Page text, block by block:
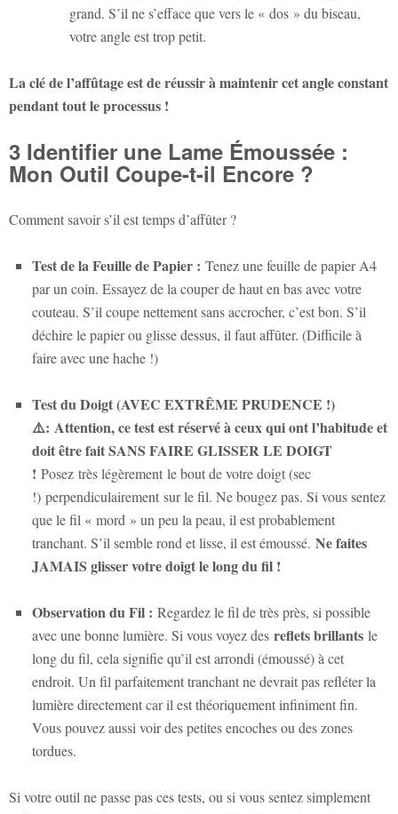
grand. S’il ne s’efface que vers le « dos » du biseau,
votre angle est trop petit.
La clé de l’affûtage est de réussir à maintenir cet angle constant
pendant tout le processus !
3 Identifier une Lame Émoussée :
Mon Outil Coupe-t-il Encore ?
Comment savoir s’il est temps d’affûter ?
Test de la Feuille de Papier : Tenez une feuille de papier A4
par un coin. Essayez de la couper de haut en bas avec votre
couteau. S’il coupe nettement sans accrocher, c’est bon. S’il
déchire le papier ou glisse dessus, il faut affûter. (Difficile à
faire avec une hache !)
Test du Doigt (AVEC EXTRÊME PRUDENCE !)
⚠️: Attention, ce test est réservé à ceux qui ont l’habitude et
doit être fait SANS FAIRE GLISSER LE DOIGT
! Posez très légèrement le bout de votre doigt (sec
!) perpendiculairement sur le fil. Ne bougez pas. Si vous sentez
que le fil « mord » un peu la peau, il est probablement
tranchant. S’il semble rond et lisse, il est émoussé. Ne faites
JAMAIS glisser votre doigt le long du fil !
Observation du Fil : Regardez le fil de très près, si possible
avec une bonne lumière. Si vous voyez des reflets brillants le
long du fil, cela signifie qu’il est arrondi (émoussé) à cet
endroit. Un fil parfaitement tranchant ne devrait pas refléter la
lumière directement car il est théoriquement infiniment fin.
Vous pouvez aussi voir des petites encoches ou des zones
tordues.
Si votre outil ne passe pas ces tests, ou si vous sentez simplement